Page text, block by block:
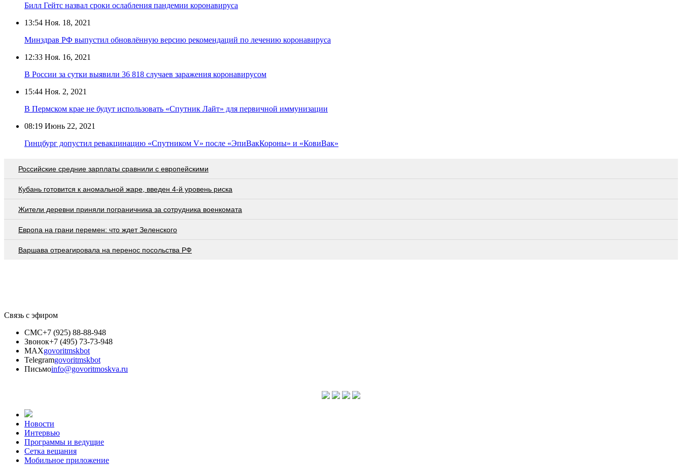
Билл Гейтс назвал сроки ослабления пандемии коронавируса
13:54 Ноя. 18, 2021
Минздрав РФ выпустил обновлённую версию рекомендаций по лечению коронавируса
12:33 Ноя. 16, 2021
В России за сутки выявили 36 818 случаев заражения коронавирусом
15:44 Ноя. 2, 2021
В Пермском крае не будут использовать «Спутник Лайт» для первичной иммунизации
08:19 Июнь 22, 2021
Гинцбург допустил ревакцинацию «Спутником V» после «ЭпиВакКороны» и «КовиВак»
Российские средние зарплаты сравнили с европейскими
Кубань готовится к аномальной жаре, введен 4-й уровень риска
Жители деревни приняли пограничника за сотрудника военкомата
Европа на грани перемен: что ждет Зеленского
Варшава отреагировала на перенос посольства РФ
Связь с эфиром
СМС+7 (925) 88-88-948
Звонок+7 (495) 73-73-948
MAXgovoritmskbot
Telegramgovoritmskbot
Письмоinfo@govoritmoskva.ru
Новости
Интервью
Программы и ведущие
Сетка вещания
Мобильное приложение